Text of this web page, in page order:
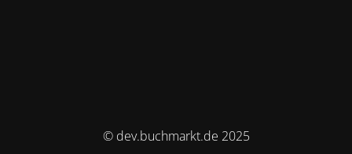
© dev.buchmarkt.de 2025